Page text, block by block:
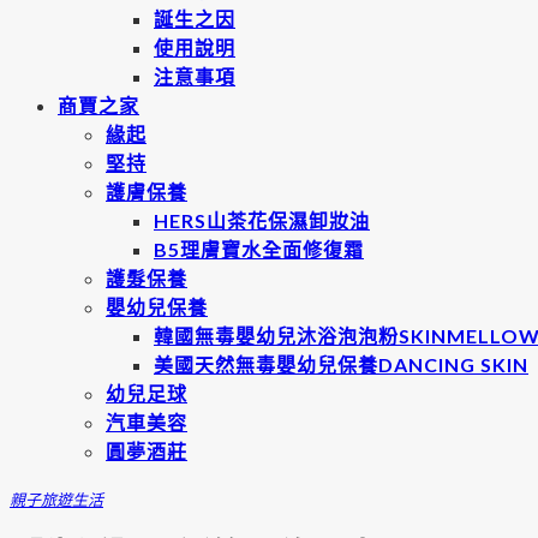
誕生之因
使用說明
注意事項
商賈之家
緣起
堅持
護膚保養
HERS山茶花保濕卸妝油
B5理膚寶水全面修復霜
護髮保養
嬰幼兒保養
韓國無毒嬰幼兒沐浴泡泡粉
美國天然無毒嬰幼兒保養DANCING SKIN
幼兒足球
汽車美容
圓夢酒莊
親子旅遊生活